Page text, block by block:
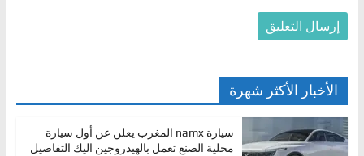
الأخبار الأكثر شهرة
سيارة namx المغرب يعلن عن أول سيارة
محلية الصنع تعمل بالهيدروجين اليك التفاصيل